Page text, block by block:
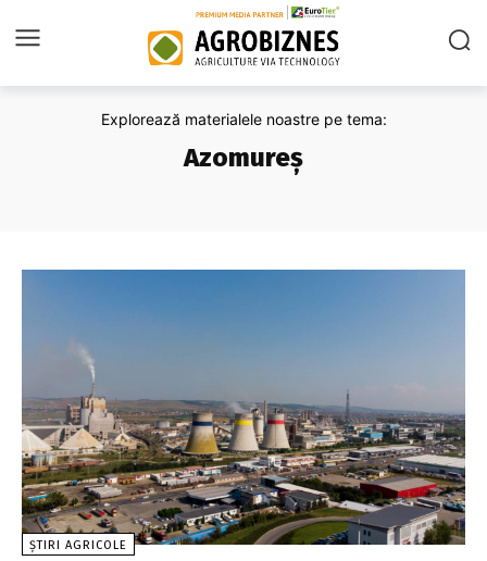
Explorează materialele noastre pe tema:
Azomureș
ȘTIRI AGRICOLE